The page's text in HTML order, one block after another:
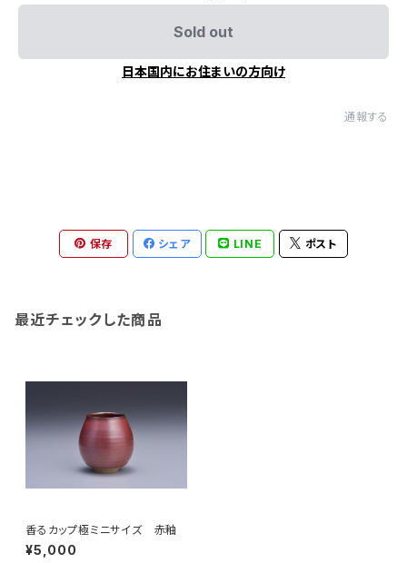
Sold out
日本国内にお住まいの方向け
通報する
保存 シェア LINE ポスト
最近チェックした商品
香るカップ極ミニサイズ 赤釉
¥5,000